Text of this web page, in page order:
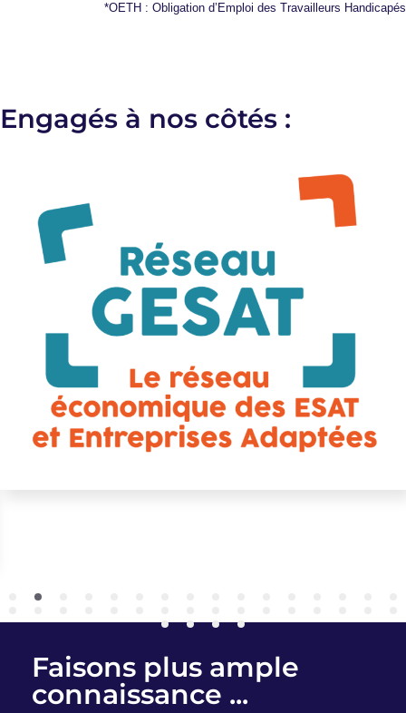
*OETH : Obligation d’Emploi des Travailleurs Handicapés
Engagés à nos côtés :
Faisons plus ample
connaissance ...